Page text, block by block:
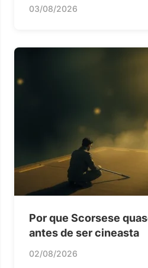
03/08/2026
Por que Scorsese
antes de ser cineasta
02/08/2026